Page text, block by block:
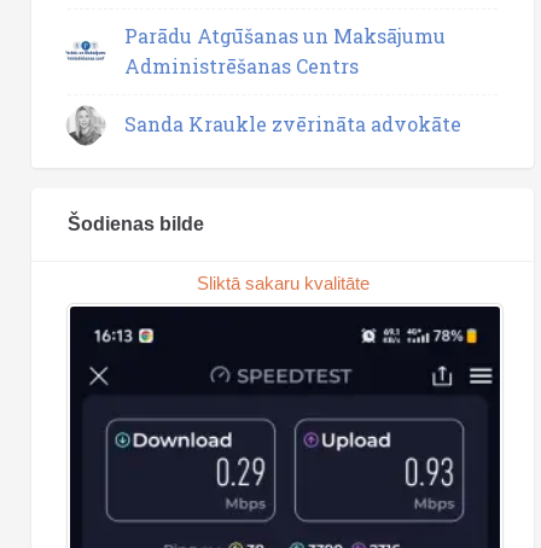
Parādu Atgūšanas un Maksājumu
Administrēšanas Centrs
Sanda Kraukle zvērināta advokāte
Šodienas bilde
Sliktā sakaru kvalitāte